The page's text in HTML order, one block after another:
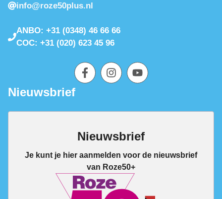
info@roze50plus.nl
ANBO: +31 (0348) 46 66 66
COC: +31 (020) 623 45 96
Nieuwsbrief
Nieuwsbrief
Je kunt je hier aanmelden voor de nieuwsbrief
van Roze50+